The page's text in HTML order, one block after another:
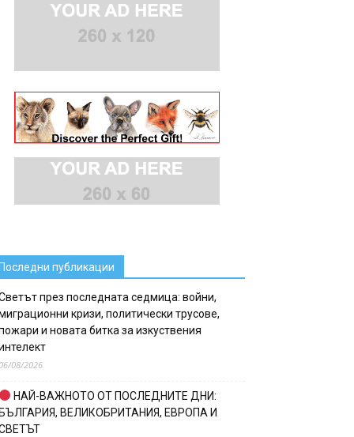
публикации
през последната седмица: войни,
кризи, политически трусове,
и новата битка за изкуствения
08/2026
НАЙ-ВАЖНОТО ОТ ПОСЛЕДНИТЕ ДНИ:
ВЕЛИКОБРИТАНИЯ, ЕВРОПА И